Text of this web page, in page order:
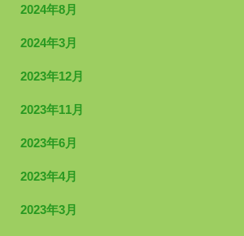
2024年8月
2024年3月
2023年12月
2023年11月
2023年6月
2023年4月
2023年3月